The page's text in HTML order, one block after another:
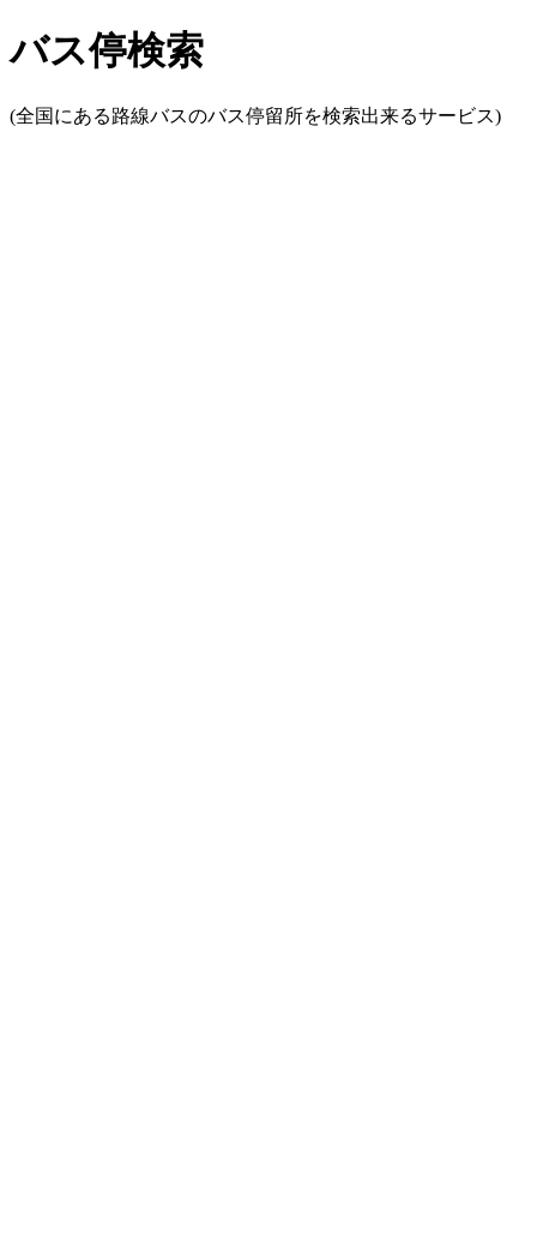
バス停検索
(全国にある路線バスのバス停留所を検索出来るサービス)